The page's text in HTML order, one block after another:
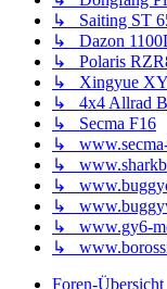
↳ Saiting ST
↳ Dazon
↳ Polaris
↳ Xingyue
↳ 4x4 Allrad
↳ Secma F16
↳
↳
↳
↳
↳ www.gy6-
↳
Foren-Übersicht